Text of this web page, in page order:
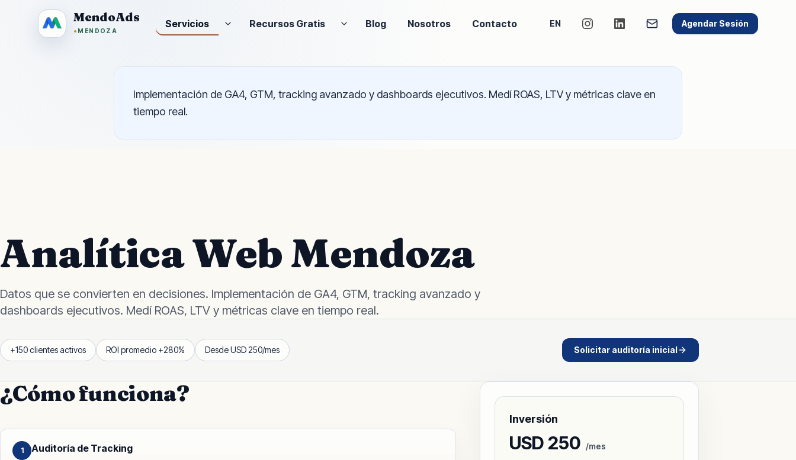
MendoAds
• MENDOZA
Servicios Recursos Gratis Blog Nosotros Contacto EN Agendar Sesión
Implementación de GA4, GTM, tracking avanzado y dashboards ejecutivos. Medí ROAS, LTV y métricas clave en
tiempo real.
Analítica Web Mendoza
Datos que se convierten en decisiones. Implementación de GA4, GTM, tracking avanzado y
dashboards ejecutivos. Medí ROAS, LTV y métricas clave en tiempo real.
+150clientes activos ROI promedio +280% DesdeUSD 250/mes Solicitar auditoría inicial
¿Cómo funciona?
1
Auditoría de Tracking
Inversión
USD 250 /mes